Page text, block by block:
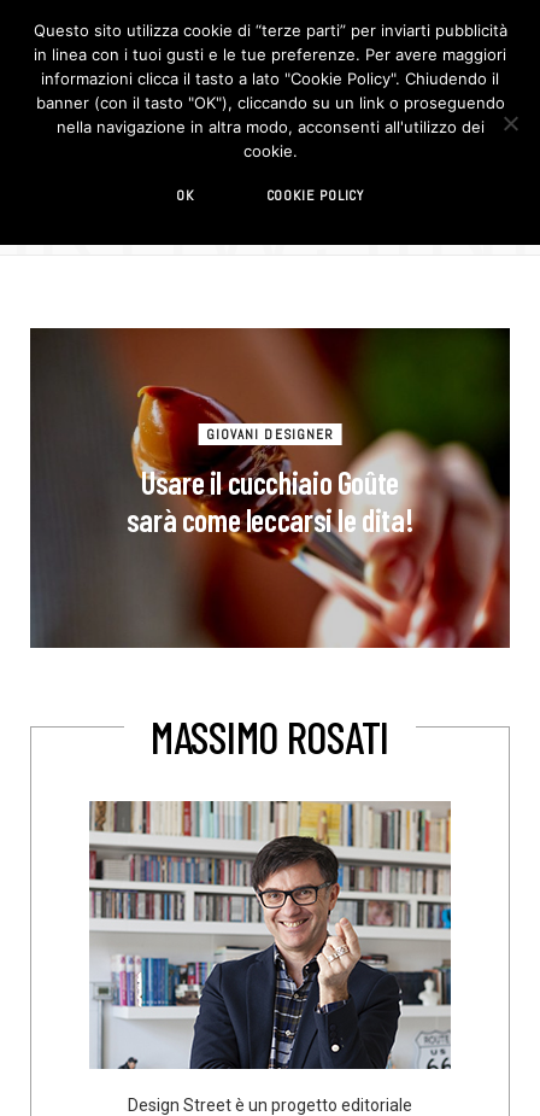
F
c
e
b
o
I
n
s
t
utensile
GIOVANI DESIGNER
Usare il cucchiaio Goûte
sarà come leccarsi le dita!
MASSIMO ROSATI
Design Street è un progetto editoriale
Questo sito utilizza cookie di “terze parti” per inviarti pubblicità
in linea con i tuoi gusti e le tue preferenze. Per avere maggiori
informazioni clicca il tasto a lato "Cookie Policy". Chiudendo il
banner (con il tasto "OK"), cliccando su un link o proseguendo
nella navigazione in altra modo, acconsenti all'utilizzo dei
cookie.
OK COOKIE POLICY